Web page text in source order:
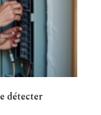
détecter